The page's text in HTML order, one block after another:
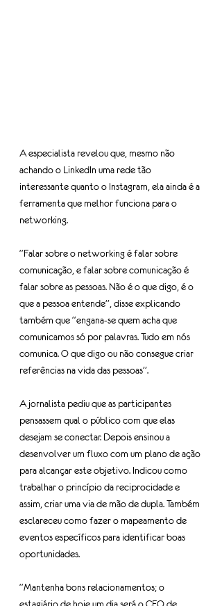
A especialista revelou que, mesmo não
achando o LinkedIn uma rede tão
interessante quanto o Instagram, ela ainda é a
ferramenta que melhor funciona para o
networking.
“Falar sobre o networking é falar sobre
comunicação, e falar sobre comunicação é
falar sobre as pessoas. Não é o que digo, é o
que a pessoa entende”, disse explicando
também que “engana-se quem acha que
comunicamos só por palavras. Tudo em nós
comunica. O que digo ou não consegue criar
referências na vida das pessoas”.
A jornalista pediu que as participantes
pensassem qual o público com que elas
desejam se conectar. Depois ensinou a
desenvolver um fluxo com um plano de ação
para alcançar este objetivo. Indicou como
trabalhar o princípio da reciprocidade e
assim, criar uma via de mão de dupla. Também
esclareceu como fazer o mapeamento de
eventos específicos para identificar boas
oportunidades.
“Mantenha bons relacionamentos; o